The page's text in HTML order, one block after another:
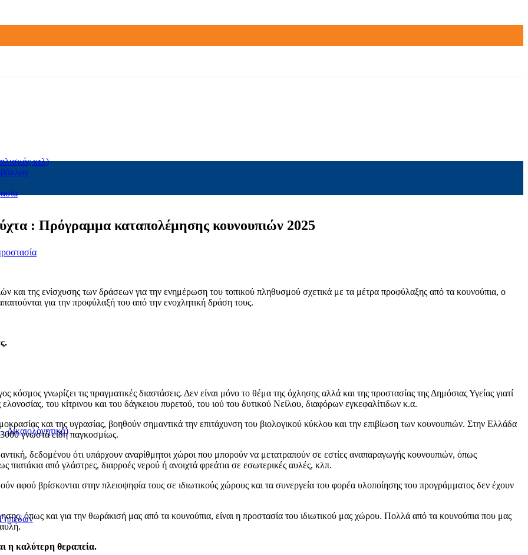
κτλ)
: Πρόγραμμα καταπολέμησης κουνουπιών 2025
και της ενίσχυσης των δράσεων για την ενημέρωση του τοπικού πληθυσμού σχετικά με τα μέτρα προφύλαξης από τα κουνούπια, ο
για την προφύλαξή του από την ενοχλητική δράση τους.
γνωρίζει τις πραγματικές διαστάσεις. Δεν είναι μόνο το θέμα της όχλησης αλλά και της προστασίας της Δημόσιας Υγείας γιατί
του κίτρινου και του δάγκειου πυρετού, του ιού του δυτικού Νείλου, διαφόρων εγκεφαλίτιδων κ.α.
και της υγρασίας, βοηθούν σημαντικά την επιτάχυνση του βιολογικού κύκλου και την επιβίωση των κουνουπιών. Στην Ελλάδα
γνωστά είδη παγκοσμίως.
δεδομένου ότι υπάρχουν αναρίθμητοι χώροι που μπορούν να μετατραπούν σε εστίες αναπαραγωγής κουνουπιών, όπως
πιατάκια από γλάστρες, διαρροές νερού ή ανοιχτά φρεάτια σε εσωτερικές αυλές, κλπ.
αφού βρίσκονται στην πλειοψηφία τους σε ιδιωτικούς χώρους και τα συνεργεία του φορέα υλοποίησης του προγράμματος δεν έχουν
όπως και για την θωράκισή μας από τα κουνούπια, είναι η προστασία του ιδιωτικού μας χώρου. Πολλά από τα κουνούπια που μας
η καλύτερη θεραπεία.